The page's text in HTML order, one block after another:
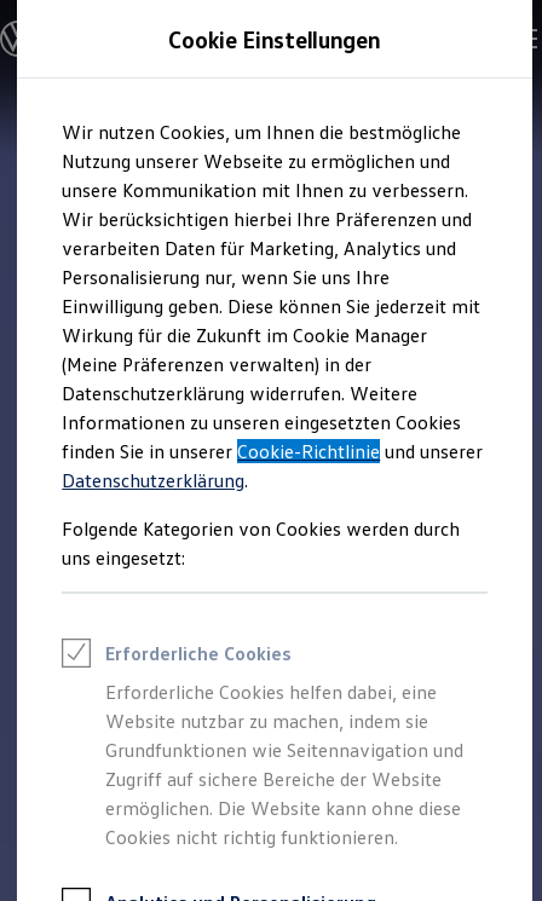
Hauptinhalt
springen
Footer
springen
Modelle & Konfigurator
Nutzfahrzeugkategorien entdecken
Modelle konfigurieren
Vorgängermodelle und Oldtimer
Vorgängermodelle
Oldtimer
Bulli Historie
Branchenlösungen & Gewerbekunden
Umbaulösungen und Hersteller finden
Auf- und Umbauten entdecken & konfigurieren
Groß- und Sonderkunden
Großkunden
Kommunen & Behörden
Journalisten
Sportvereine
Branchenlösungen
Bau & Handwerk
Gewerbliche Personenbeförderung
Service & mobile Werkstätten
Kurier, Logistik & Handel
Feuerwehr
Rettungsdienste
ONE Business ID Vorteile
Fahrzeugsuche & Marktplatz
Digitaler Marktplatz
Kauf & Finanzierung
Online-Fahrzeugbewertung
Aktionen & Angebote
E-Auto-Förderung
Für Privatkunden
Für Gewerbekunden
Profi Paket
TopDeal
Cookie Einstellungen
Wir nutzen Cookies, um Ihnen die bestmögliche
Nutzung unserer Webseite zu ermöglichen und
unsere Kommunikation mit Ihnen zu verbessern.
Wir berücksichtigen hierbei Ihre Präferenzen und
verarbeiten Daten für Marketing, Analytics und
Personalisierung nur, wenn Sie uns Ihre
Einwilligung geben. Diese können Sie jederzeit mit
Wirkung für die Zukunft im Cookie Manager
(Meine Präferenzen verwalten) in der
Datenschutzerklärung widerrufen. Weitere
Informationen zu unseren eingesetzten Cookies
finden Sie in unsererCookie-Richtlinie und unserer
Datenschutzerklärung.
Folgende Kategorien von Cookies werden durch
uns eingesetzt:
Erforderliche Cookies
Erforderliche Cookies helfen dabei, eine
Website nutzbar zu machen, indem sie
Grundfunktionen wie Seitennavigation und
Zugriff auf sichere Bereiche der Website
ermöglichen. Die Website kann ohne diese
Cookies nicht richtig funktionieren.